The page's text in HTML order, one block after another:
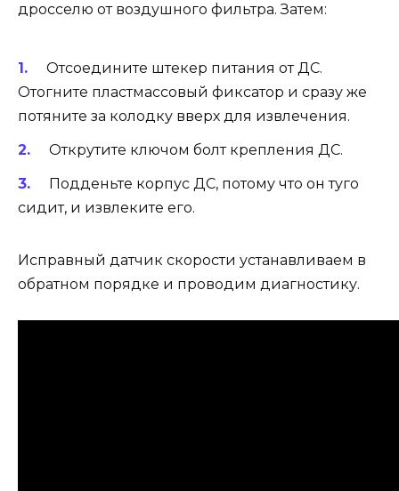
дросселю от воздушного фильтра. Затем:
Отсоедините штекер питания от ДС.
Отогните пластмассовый фиксатор и сразу же
потяните за колодку вверх для извлечения.
Открутите ключом болт крепления ДС.
Подденьте корпус ДС, потому что он туго
сидит, и извлеките его.
Исправный датчик скорости устанавливаем в
обратном порядке и проводим диагностику.